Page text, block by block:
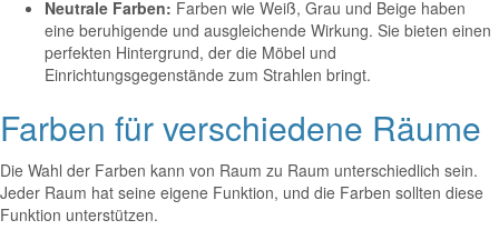
Neutrale Farben: Farben wie Weiß, Grau und Beige haben
eine beruhigende und ausgleichende Wirkung. Sie bieten einen
perfekten Hintergrund, der die Möbel und
Einrichtungsgegenstände zum Strahlen bringt.
Farben für verschiedene Räume
Die Wahl der Farben kann von Raum zu Raum unterschiedlich sein.
Jeder Raum hat seine eigene Funktion, und die Farben sollten diese
Funktion unterstützen.